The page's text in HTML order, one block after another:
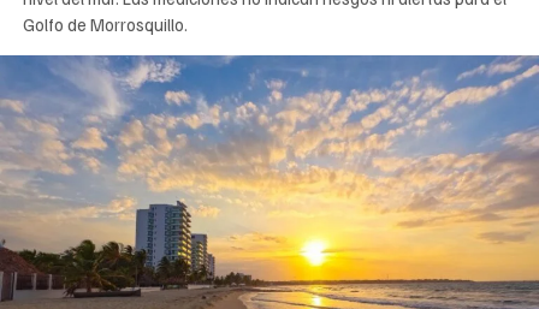
Golfo de Morrosquillo.